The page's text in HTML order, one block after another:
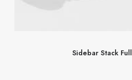
Sidebar Stack Full